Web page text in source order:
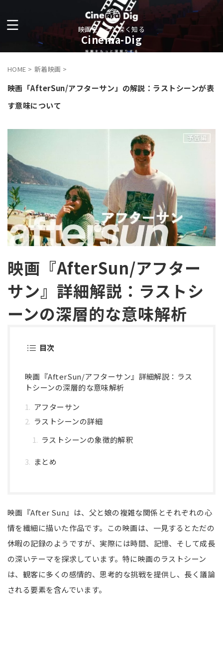
映画をもっと深く知る
Cinema-Dig
HOME > 新着映画 >
映画「AfterSun/アフターサン」の解説：ラストシーンが表
す意味について
映画『AfterSun/アフター
サン』詳細解説：ラストシ
ーンの深層的な意味解析
目次
映画『AfterSun/アフターサン』詳細解説：ラス
トシーンの深層的な意味解析
アフターサン
ラストシーンの詳細
ラストシーンの象徴的解釈
まとめ
映画『After Sun』は、父と娘の複雑な関係とそれぞれの心
情を繊細に描いた作品です。この映画は、一見するとただの
休暇の記録のようですが、実際には時間、記憶、そして成長
の深いテーマを探求しています。特に映画のラストシーン
は、観客に多くの感情的、思考的な挑戦を提供し、長く議論
される要素を含んでいます。